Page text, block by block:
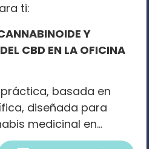
ti:
Y
CBD EN LA OFICINA
basada en
diseñada para
medicinal en…